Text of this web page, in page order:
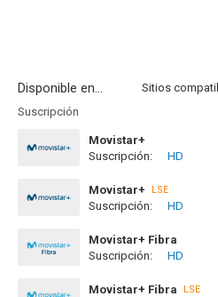
Disponible en...
Suscripción
Movistar+
Disponible hasta el Jue,
Suscripción: HD
Movistar+
LSE
Disponible hasta el Jue,
Suscripción: HD
Movistar+ Fibra
Disponible hasta el Jue,
Suscripción: HD
Movistar+ Fibra
LSE